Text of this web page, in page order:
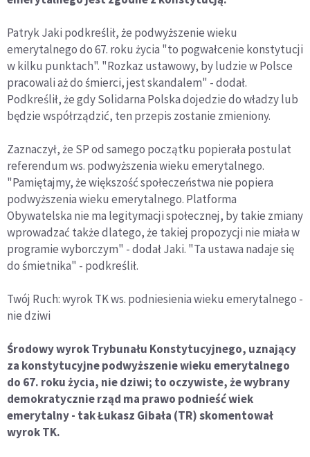
Patryk Jaki podkreślił, że podwyższenie wieku
emerytalnego do 67. roku życia "to pogwałcenie konstytucji
w kilku punktach". "Rozkaz ustawowy, by ludzie w Polsce
pracowali aż do śmierci, jest skandalem" - dodał.
Podkreślił, że gdy Solidarna Polska dojedzie do władzy lub
będzie współrządzić, ten przepis zostanie zmieniony.
Zaznaczył, że SP od samego początku popierała postulat
referendum ws. podwyższenia wieku emerytalnego.
"Pamiętajmy, że większość społeczeństwa nie popiera
podwyższenia wieku emerytalnego. Platforma
Obywatelska nie ma legitymacji społecznej, by takie zmiany
wprowadzać także dlatego, że takiej propozycji nie miała w
programie wyborczym" - dodał Jaki. "Ta ustawa nadaje się
do śmietnika" - podkreślił.
Twój Ruch: wyrok TK ws. podniesienia wieku emerytalnego -
nie dziwi
Środowy wyrok Trybunału Konstytucyjnego, uznający
za konstytucyjne podwyższenie wieku emerytalnego
do 67. roku życia, nie dziwi; to oczywiste, że wybrany
demokratycznie rząd ma prawo podnieść wiek
emerytalny - tak Łukasz Gibała (TR) skomentował
wyrok TK.